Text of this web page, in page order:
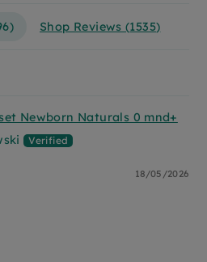
) Shop Reviews (1535)
Newborn Naturals 0 mnd+
18/05/2026